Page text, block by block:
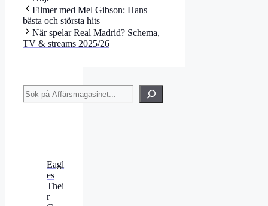
Filmer med Mel Gibson: Hans
bästa och största hits
När spelar Real Madrid? Schema,
TV & streams 2025/26
Sök
Eagl
es
Thei
r